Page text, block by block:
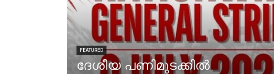
FEATURED
ദേശീയ പണിമുടക്കില്‍